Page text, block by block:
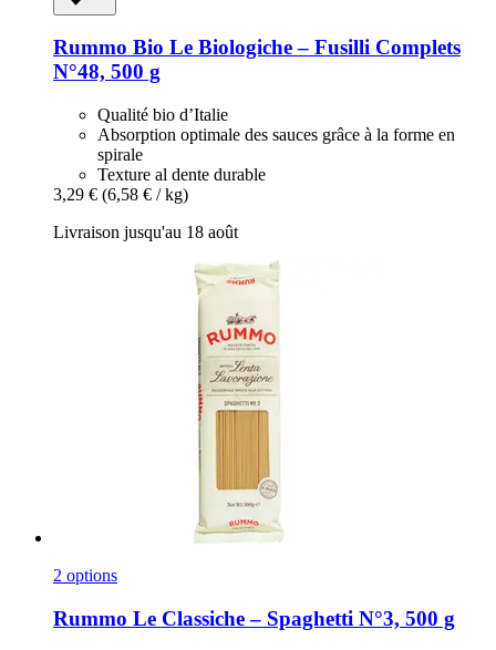
Rummo Bio Le Biologiche – Fusilli Complets
N°48, 500 g
Qualité bio d’Italie
Absorption optimale des sauces grâce à la forme en
spirale
Texture al dente durable
3,29 € (6,58 € / kg)
Livraison jusqu'au 18 août
2 options
Rummo Le Classiche – Spaghetti N°3, 500 g